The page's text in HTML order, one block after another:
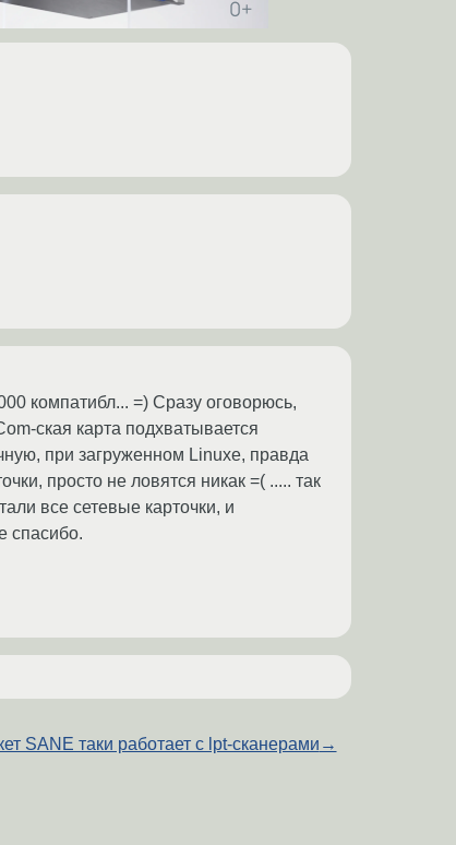
компатибл... =) Сразу оговорюсь,
ская карта подхватывается
при загруженном Linuxe, правда
просто не ловятся никак =( ..... так
все сетевые карточки, и
спасибо.
SANE таки работает с lpt-сканерами →